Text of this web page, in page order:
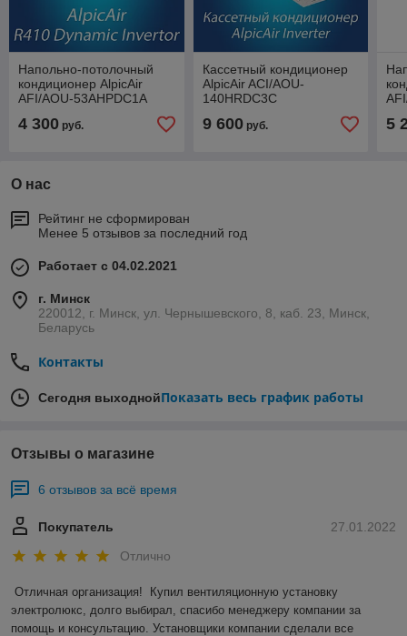
Напольно-потолочный
кондиционер AlpicAir
AFI/AOU-53AHPDC1А
4 300 руб.
Кассетный кондиционер
AlpicAir ACI/AOU-
140HRDC3C
9 600руб. 5
О нас
Рейтинг не сформирован
Менее 5 отзывов за последний год
Работает с 04.02.2021
г. Минск
220012, г. Минск, ул. Чернышевского, 8, каб. 23, Минск,
Беларусь
Контакты
Сегодня выходнойПоказать весь график работы
Отзывы о магазине
6 отзывов за всё время
27.01.2022
Покупатель
Отлично
Отличная организация!  Купил вентиляционную установку
электролюкс, долго выбирал, спасибо менеджеру компании за
помощь и консультацию. Установщики компании сделали все